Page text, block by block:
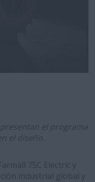
el programa
el diseño.
75C Electric y
industrial global y